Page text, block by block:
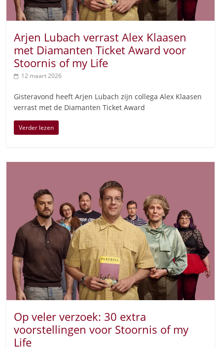
Arjen Lubach verrast Alex Klaasen
met Diamanten Ticket Award voor
Stoornis of my Life
12 maart 2026
Gisteravond heeft Arjen Lubach zijn collega Alex Klaasen
verrast met de Diamanten Ticket Award
Verder lezen
Op veler verzoek: 30 extra
voorstellingen voor Stoornis of my
Life